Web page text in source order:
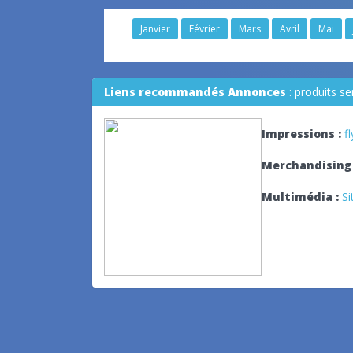
Janvier Février Mars Avril Mai
Liens recommandés Annonces : produits
Impressions :
Merchandising
Multimédia :